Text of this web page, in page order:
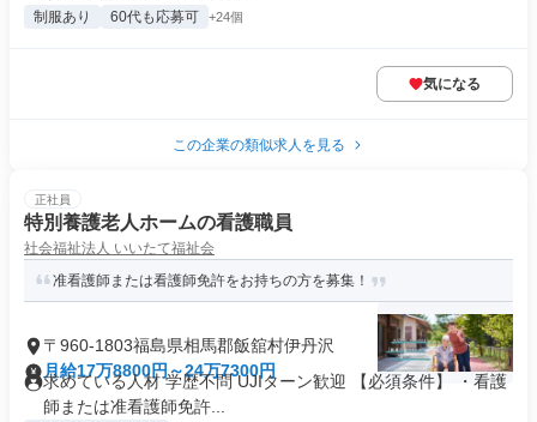
制服あり 60代も応募可 +24個
気になる
この企業の類似求人を見る
正社員
特別養護老人ホームの看護職員
社会福祉法人 いいたて福祉会
准看護師または看護師免許をお持ちの方を募集！
〒960-1803福島県相馬郡飯舘村伊丹沢
月給17万8800円～24万7300円
求めている人材 学歴不問 UJIターン歓迎 【必須条件】 ・看護
師または准看護師免許...